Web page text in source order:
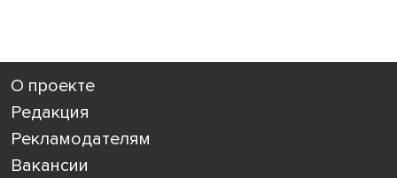
О проекте
Редакция
Рекламодателям
Вакансии